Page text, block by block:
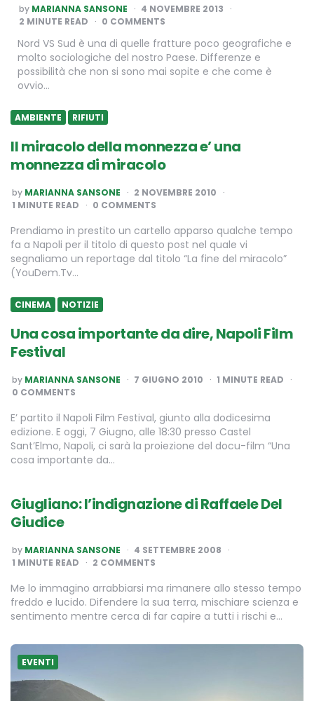
POSTED
BY
by MARIANNA SANSONE
4 NOVEMBRE 2013
2 MINUTE READ 0 COMMENTS
Nord VS Sud è una di quelle fratture poco geografiche e
molto sociologiche del nostro Paese. Differenze e
possibilità che non si sono mai sopite e che come è
ovvio…
AMBIENTE RIFIUTI
Il miracolo della monnezza e’ una
monnezza di miracolo
POSTED
BY
by MARIANNA SANSONE
2 NOVEMBRE 2010
1 MINUTE READ 0 COMMENTS
Prendiamo in prestito un cartello apparso qualche tempo
fa a Napoli per il titolo di questo post nel quale vi
segnaliamo un reportage dal titolo “La fine del miracolo”
(YouDem.Tv…
CINEMA NOTIZIE
Una cosa importante da dire, Napoli Film
Festival
POSTED
BY
by MARIANNA SANSONE 7 GIUGNO 2010 1 MINUTE READ
0 COMMENTS
E’ partito il Napoli Film Festival, giunto alla dodicesima
edizione. E oggi, 7 Giugno, alle 18:30 presso Castel
Sant’Elmo, Napoli, ci sarà la proiezione del docu-film “Una
cosa importante da…
Giugliano: l’indignazione di Raffaele Del
Giudice
POSTED
BY
by MARIANNA SANSONE
4 SETTEMBRE 2008
1 MINUTE READ 2 COMMENTS
Me lo immagino arrabbiarsi ma rimanere allo stesso tempo
freddo e lucido. Difendere la sua terra, mischiare scienza e
sentimento mentre cerca di far capire a tutti i rischi e…
EVENTI